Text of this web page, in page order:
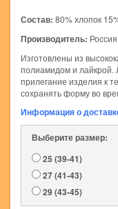
Состав: 80% хлопок
Производитель:
Изготовлены из
полиамидом и лайкрой.
прилегание изделия к
сохранять форму во
Информация о
Выберите размер:
25 (39-41)
27 (41-43)
29 (43-45)